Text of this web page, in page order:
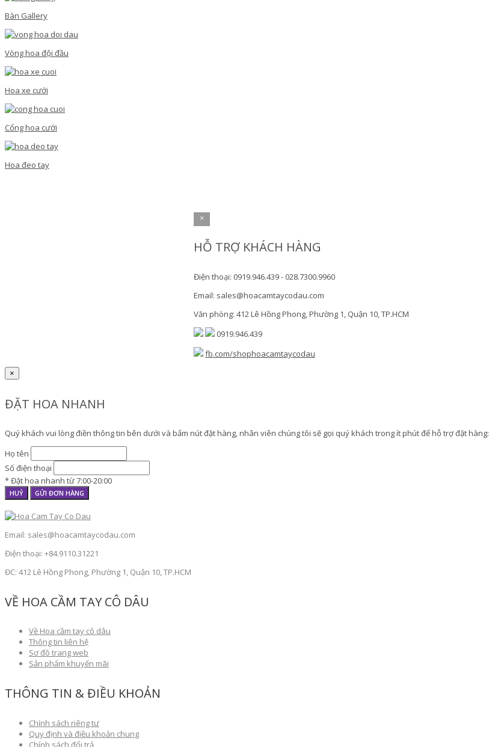
Bàn Gallery
Vòng hoa đội đầu
Hoa xe cưới
Cổng hoa cưới
Hoa đeo tay
×
HỖ TRỢ KHÁCH HÀNG
Điện thoại: 0919.946.439 - 028.7300.9960
Email: sales@hoacamtaycodau.com
Văn phòng: 412 Lê Hồng Phong, Phường 1, Quận 10, TP.HCM
0919.946.439
fb.com/shophoacamtaycodau
×
ĐẶT HOA NHANH
Quý khách vui lòng điền thông tin bên dưới và bấm nút đặt hàng, nhân viên chúng tôi sẽ gọi quý khách trong ít phút để hỗ trợ đặt hàng:
Họ tên
Số điện thoại
* Đặt hoa nhanh từ 7:00-20:00
HUỶ GỬI ĐƠN HÀNG
Email: sales@hoacamtaycodau.com
Điện thoại: +84.9110.31221
ĐC: 412 Lê Hồng Phong, Phường 1, Quận 10, TP.HCM
VỀ HOA CẦM TAY CÔ DÂU
Về Hoa cầm tay cô dâu
Thông tin liên hệ
Sơ đồ trang web
Sản phẩm khuyến mãi
THÔNG TIN & ĐIỀU KHOẢN
Chính sách riêng tư
Quy định và điều khoản chung
Chính sách đổi trả